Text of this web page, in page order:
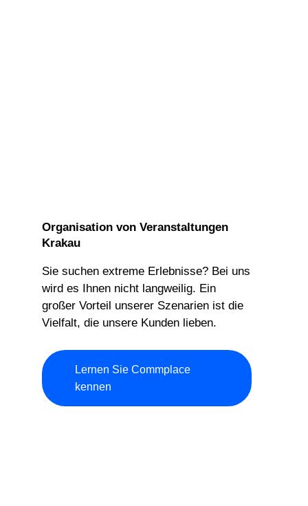
Organisation von Veranstaltungen
Krakau
Sie suchen extreme Erlebnisse? Bei uns
wird es Ihnen nicht langweilig. Ein
großer Vorteil unserer Szenarien ist die
Vielfalt, die unsere Kunden lieben.
Lernen Sie Commplace
kennen